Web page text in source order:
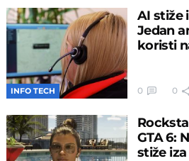
INFO TECH
AI stiže
Jedan
koristi
0 0
GTA 6:
stiže